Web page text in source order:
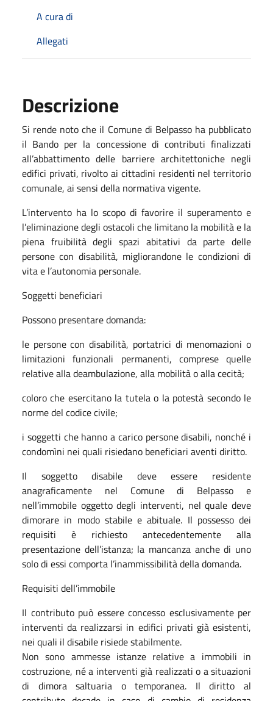
A cura di
Allegati
Descrizione
Si rende noto che il Comune di Belpasso ha pubblicato
il Bando per la concessione di contributi finalizzati
all’abbattimento delle barriere architettoniche negli
edifici privati, rivolto ai cittadini residenti nel territorio
comunale, ai sensi della normativa vigente.
L’intervento ha lo scopo di favorire il superamento e
l’eliminazione degli ostacoli che limitano la mobilità e la
piena fruibilità degli spazi abitativi da parte delle
persone con disabilità, migliorandone le condizioni di
vita e l’autonomia personale.
Soggetti beneficiari
Possono presentare domanda:
le persone con disabilità, portatrici di menomazioni o
limitazioni funzionali permanenti, comprese quelle
relative alla deambulazione, alla mobilità o alla cecità;
coloro che esercitano la tutela o la potestà secondo le
norme del codice civile;
i soggetti che hanno a carico persone disabili, nonché i
condomìni nei quali risiedano beneficiari aventi diritto.
Il soggetto disabile deve essere residente
anagraficamente nel Comune di Belpasso e
nell’immobile oggetto degli interventi, nel quale deve
dimorare in modo stabile e abituale. Il possesso dei
requisiti è richiesto antecedentemente alla
presentazione dell’istanza; la mancanza anche di uno
solo di essi comporta l’inammissibilità della domanda.
Requisiti dell’immobile
Il contributo può essere concesso esclusivamente per
interventi da realizzarsi in edifici privati già esistenti,
nei quali il disabile risiede stabilmente.
Non sono ammesse istanze relative a immobili in
costruzione, né a interventi già realizzati o a situazioni
di dimora saltuaria o temporanea. Il diritto al